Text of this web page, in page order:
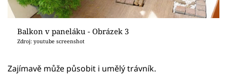
Balkon v paneláku - Obrázek 3
Zdroj: youtube screenshot
Zajímavě může působit i umělý trávník.